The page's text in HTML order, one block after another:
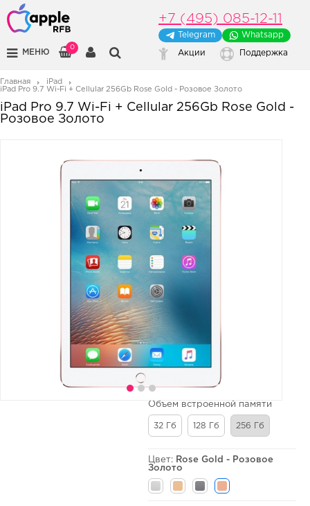
МЕНЮ
0
+7 (495) 085-12-11
Telegram Whatsapp
Акции Поддержка
Главная
iPad
iPad Pro 9.7 Wi-Fi + Cellular 256Gb Rose Gold - Розовое Золото
iPad Pro 9.7 Wi-Fi + Cellular 256Gb Rose Gold -
Розовое Золото
Объем встроенной памяти
32 Гб 128 Гб 256 Гб
Цвет: Rose Gold - Розовое
Золото